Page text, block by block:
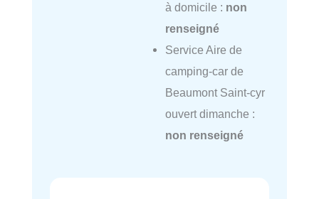
à domicile : non
renseigné
Service Aire de
camping-car de
Beaumont Saint-cyr
ouvert dimanche :
non renseigné